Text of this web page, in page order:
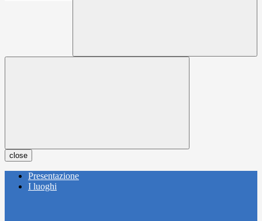
close
Presentazione
I luoghi